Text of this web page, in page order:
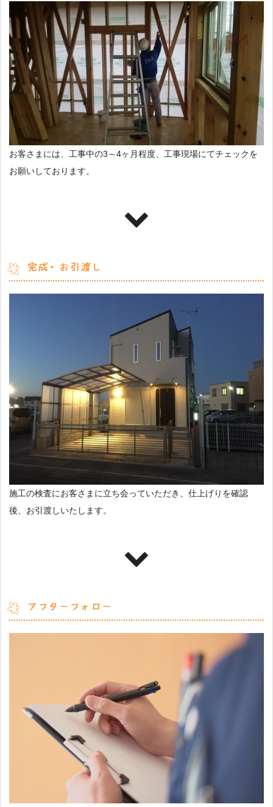
お客さまには、工事中の3～4ヶ月程度、工事現場にてチェックを
お願いしております。
完成・お引渡し
施工の検査にお客さまに立ち会っていただき、仕上げりを確認
後、お引渡しいたします。
アフターフォロー